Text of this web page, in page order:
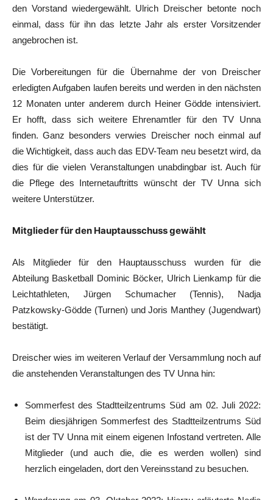
den Vorstand wiedergewählt. Ulrich Dreischer betonte noch
einmal, dass für ihn das letzte Jahr als erster Vorsitzender
angebrochen ist.
Die Vorbereitungen für die Übernahme der von Dreischer
erledigten Aufgaben laufen bereits und werden in den nächsten
12 Monaten unter anderem durch Heiner Gödde intensiviert.
Er hofft, dass sich weitere Ehrenamtler für den TV Unna
finden. Ganz besonders verwies Dreischer noch einmal auf
die Wichtigkeit, dass auch das EDV-Team neu besetzt wird, da
dies für die vielen Veranstaltungen unabdingbar ist. Auch für
die Pflege des Internetauftritts wünscht der TV Unna sich
weitere Unterstützer.
Mitglieder für den Hauptausschuss gewählt
Als Mitglieder für den Hauptausschuss wurden für die
Abteilung Basketball Dominic Böcker, Ulrich Lienkamp für die
Leichtathleten, Jürgen Schumacher (Tennis), Nadja
Patzkowsky-Gödde (Turnen) und Joris Manthey (Jugendwart)
bestätigt.
Dreischer wies im weiteren Verlauf der Versammlung noch auf
die anstehenden Veranstaltungen des TV Unna hin:
Sommerfest des Stadtteilzentrums Süd am 02. Juli 2022:
Beim diesjährigen Sommerfest des Stadtteilzentrums Süd
ist der TV Unna mit einem eigenen Infostand vertreten. Alle
Mitglieder (und auch die, die es werden wollen) sind
herzlich eingeladen, dort den Vereinsstand zu besuchen.